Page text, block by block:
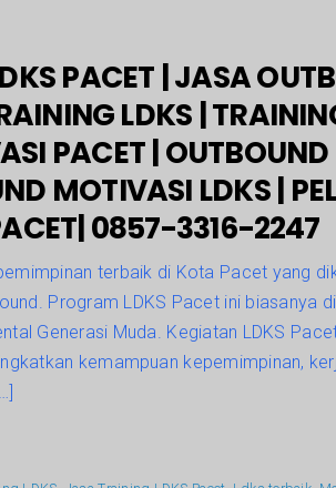
PACET | JASA
LDKS |
PACET | OUTBOUND
MOTIVASI LDKS |
0857-3316-2247
terbaik di Kota Pacet yang
Program LDKS Pacet ini biasanya
Generasi Muda. Kegiatan LDKS
kemampuan kepemimpinan,